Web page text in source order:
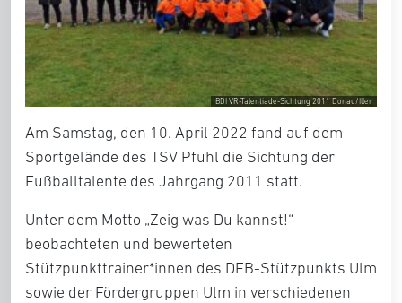
BDI VR-Talentiade-Sichtung 2011 Donau/Iller
Am Samstag, den 10. April 2022 fand auf dem
Sportgelände des TSV Pfuhl die Sichtung der
Fußballtalente des Jahrgang 2011 statt.
Unter dem Motto „Zeig was Du kannst!“
beobachteten und bewerteten
Stützpunkttrainer*innen des DFB-Stützpunkts Ulm
sowie der Fördergruppen Ulm in verschiedenen